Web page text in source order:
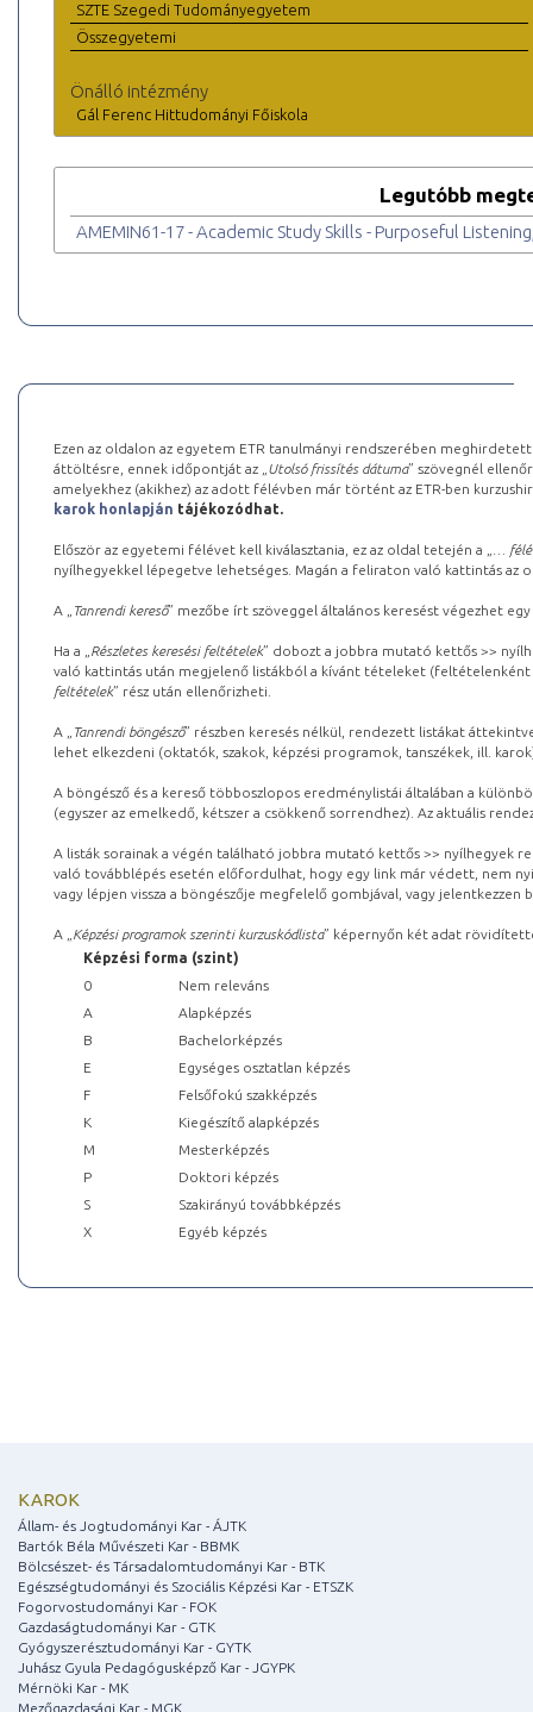
SZTE Szegedi Tudományegyetem
Összegyetemi
Önálló intézmény
Gál Ferenc Hittudományi Főiskola
Legutóbb
AMEMIN61-17 - Academic Study Skills - Purposeful
Ezen az oldalon az egyetem ETR tanulmányi rendszerében
áttöltésre, ennek időpontját az „ Utolsó frissítés dátuma” szövegnél
amelyekhez (akikhez) az adott félévben már történt az ETR-ben
karok honlapján tájékozódhat.
Először az egyetemi félévet kell kiválasztania, ez az oldal tetején a „
…
nyílhegyekkel lépegetve lehetséges. Magán a feliraton való kattintás az
A „ Tanrendi kereső” mezőbe írt szöveggel általános keresést végezhet
Ha a „ Részletes keresési feltételek” dobozt a jobbra mutató kettős >>
való kattintás után megjelenő listákból a kívánt tételeket (feltételenként
feltételek” rész után ellenőrizheti.
A „ Tanrendi böngésző” részben keresés nélkül, rendezett listákat
lehet elkezdeni (oktatók, szakok, képzési programok, tanszékek, ill.
A böngésző és a kereső többoszlopos eredménylistái általában a
(egyszer az emelkedő, kétszer a csökkenő sorrendhez). Az aktuális
A listák sorainak a végén található jobbra mutató kettős >> nyílhegyek
való továbblépés esetén előfordulhat, hogy egy link már védett, nem
vagy lépjen vissza a böngészője megfelelő gombjával, vagy
A „ Képzési programok szerinti kurzuskódlista” képernyőn két adat
Képzési forma (szint)
0
Nem releváns
A
Alapképzés
B
Bachelorképzés
E
Egységes osztatlan képzés
F
Felsőfokú szakképzés
K
Kiegészítő alapképzés
M
Mesterképzés
P
Doktori képzés
S
Szakirányú továbbképzés
X
Egyéb képzés
KAROK
Állam- és Jogtudományi Kar - ÁJTK
Bartók Béla Művészeti Kar - BBMK
Bölcsészet- és Társadalomtudományi Kar - BTK
Egészségtudományi és Szociális Képzési Kar - ETSZK
Fogorvostudományi Kar - FOK
Gazdaságtudományi Kar - GTK
Gyógyszerésztudományi Kar - GYTK
Juhász Gyula Pedagógusképző Kar - JGYPK
Mérnöki Kar - MK
Mezőgazdasági Kar - MGK